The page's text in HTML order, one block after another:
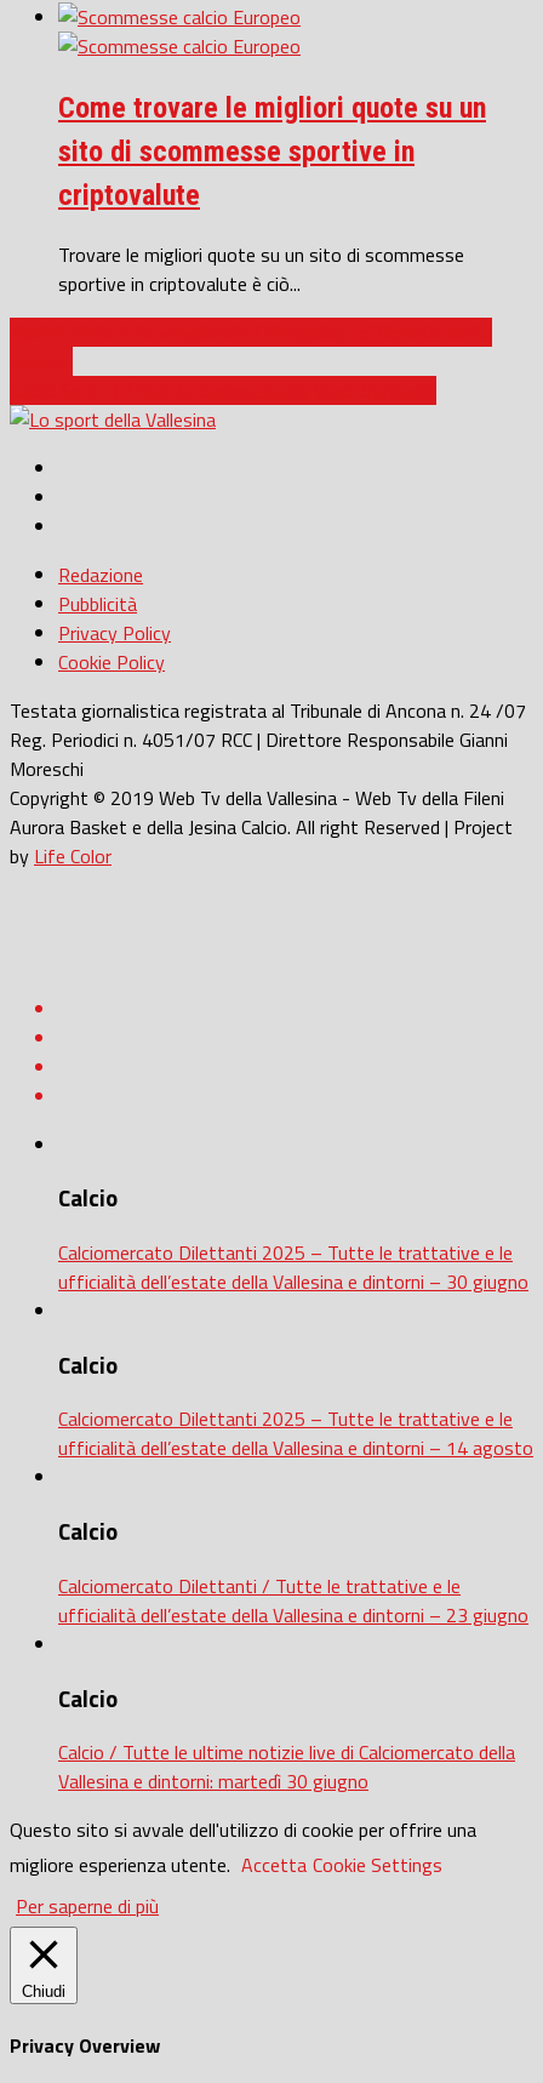
Come trovare le migliori quote su un
sito di scommesse sportive in
criptovalute
Trovare le migliori quote su un sito di scommesse
sportive in criptovalute è ciò...
Redazione
Pubblicità
Privacy Policy
Cookie Policy
Testata giornalistica registrata al Tribunale di Ancona n. 24 /07
Reg. Periodici n. 4051/07 RCC | Direttore Responsabile Gianni
Moreschi
Copyright © 2019 Web Tv della Vallesina - Web Tv della Fileni
Aurora Basket e della Jesina Calcio. All right Reserved | Project
by Life Color
Calcio
Calciomercato Dilettanti 2025 – Tutte le trattative e le
ufficialità dell’estate della Vallesina e dintorni – 30 giugno
Calcio
Calciomercato Dilettanti 2025 – Tutte le trattative e le
ufficialità dell’estate della Vallesina e dintorni – 14 agosto
Calcio
Calciomercato Dilettanti / Tutte le trattative e le
ufficialità dell’estate della Vallesina e dintorni – 23 giugno
Calcio
Calcio / Tutte le ultime notizie live di Calciomercato della
Vallesina e dintorni: martedì 30 giugno
Questo sito si avvale dell'utilizzo di cookie per offrire una
migliore esperienza utente. Accetta Cookie Settings
Per saperne di più
Chiudi
Privacy Overview